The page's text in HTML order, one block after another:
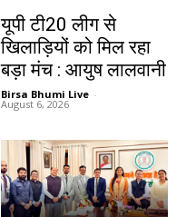
यूपी टी20 लीग से
खिलाड़ियों को मिल रहा
बड़ा मंच : आयुष लालवानी
Birsa Bhumi Live -
August 6, 2026